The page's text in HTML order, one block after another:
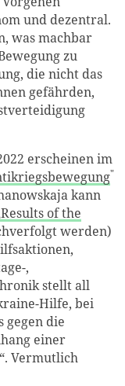
und dezentral.
was machbar
zu
die nicht das
gefährden,
erscheinen im
"
kann
of the
werden)
,
stellt all
Hilfe, bei
gegen die
einer
Vermutlich